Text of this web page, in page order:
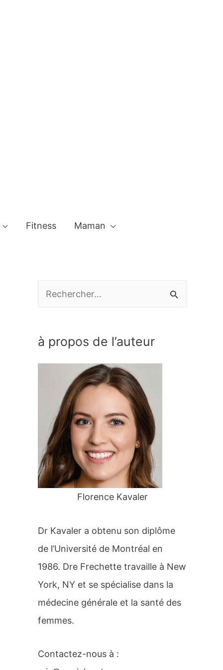
Fitness Maman
h
:
à propos de l’auteur
Florence Kavaler
Dr Kavaler a obtenu son diplôme
de l’Université de Montréal en
1986. Dre Frechette travaille à New
York, NY et se spécialise dans la
médecine générale et la santé des
femmes.
Contactez-nous à :